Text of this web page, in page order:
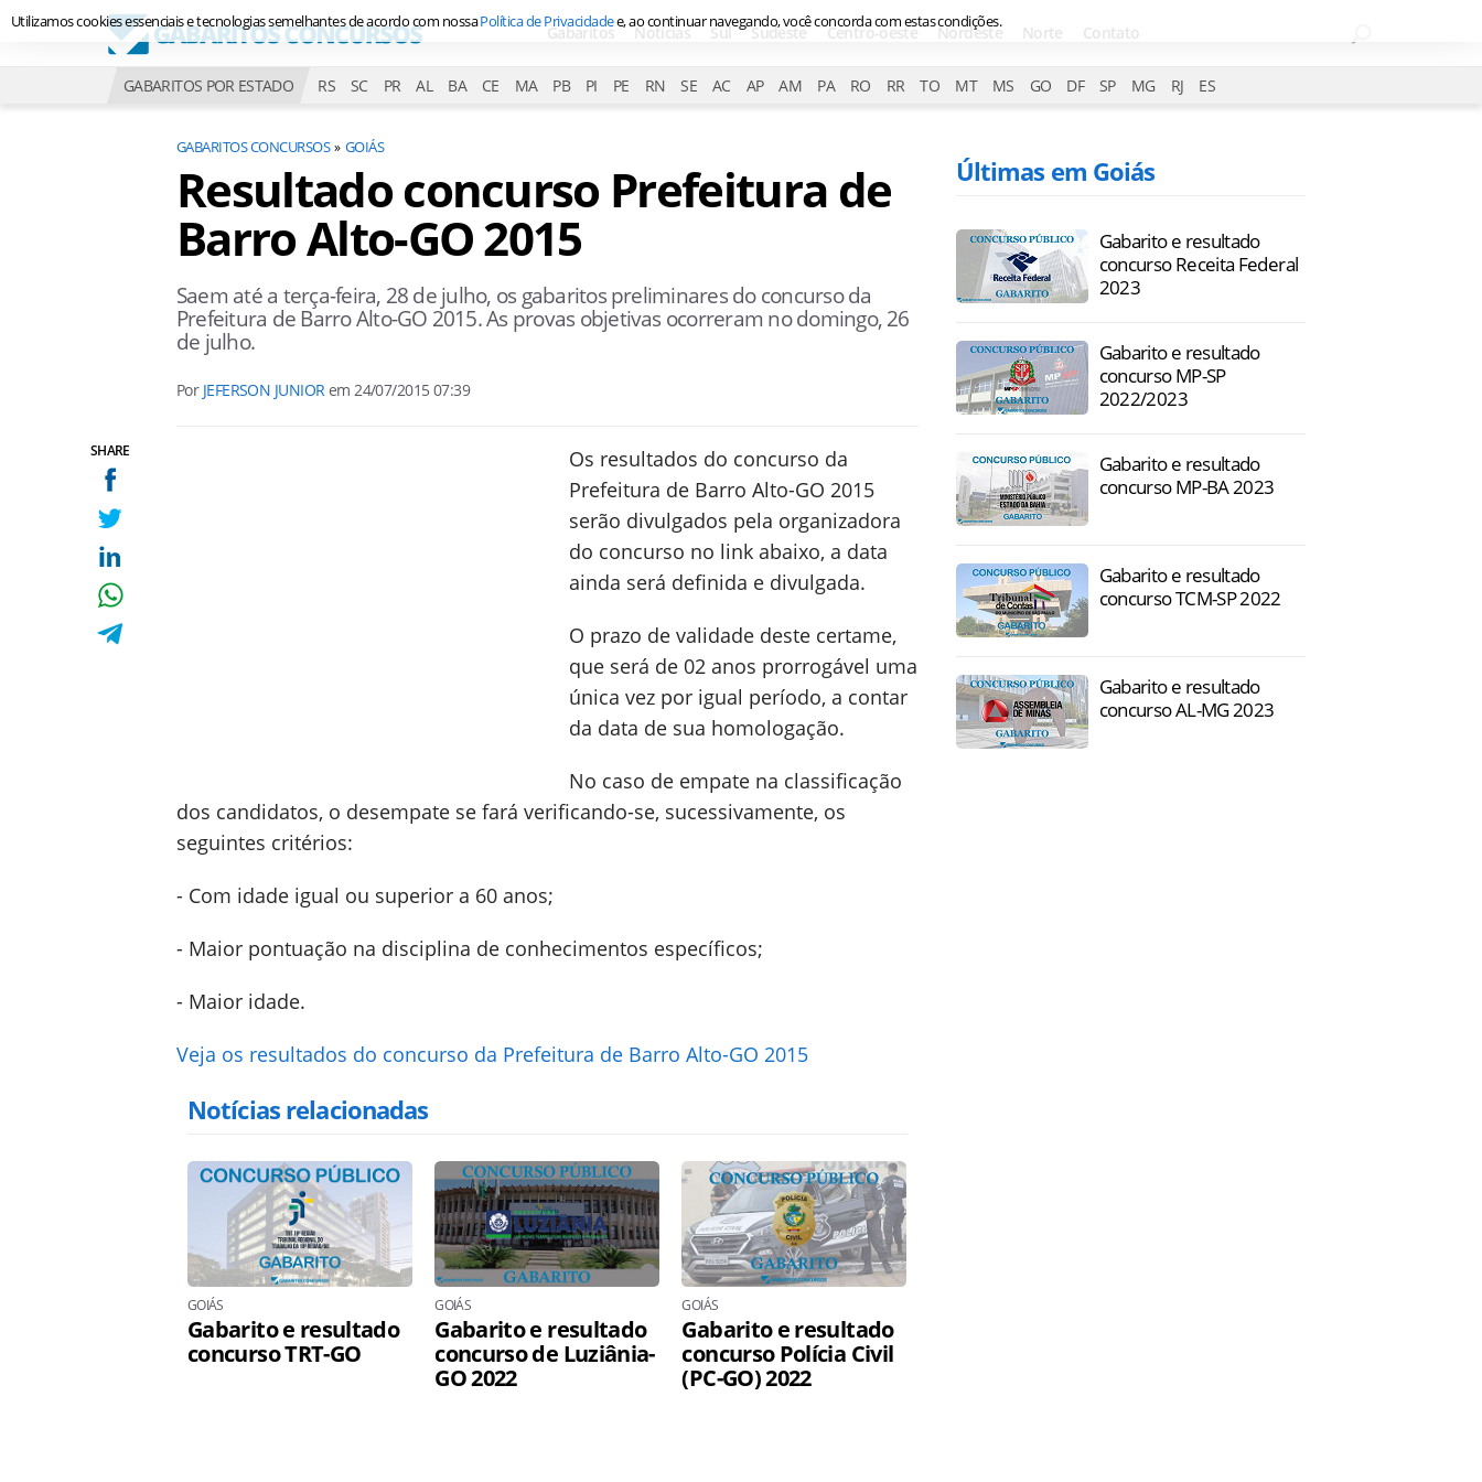
Gabaritos Notícias Sul Sudeste Centro-oeste Nordeste Norte Contato
GABARITOS POR ESTADO RS SC PR AL BA CE MA PB PI PE RN SE AC AP AM PA RO RR TO MT MS GO DF SP MG RJ ES
SHARE
GABARITOS CONCURSOS GOIÁS
Resultado concurso Prefeitura de
Barro Alto-GO 2015
Saem até a terça-feira, 28 de julho, os gabaritos preliminares do concurso da
Prefeitura de Barro Alto-GO 2015. As provas objetivas ocorreram no domingo, 26
de julho.
Por JEFERSON JUNIORem24/07/2015 07:39
Os resultados do concurso da
Prefeitura de Barro Alto-GO 2015
serão divulgados pela organizadora
do concurso no link abaixo, a data
ainda será definida e divulgada.
O prazo de validade deste certame,
que será de 02 anos prorrogável uma
única vez por igual período, a contar
da data de sua homologação.
No caso de empate na classificação
dos candidatos, o desempate se fará verificando-se, sucessivamente, os
seguintes critérios:
- Com idade igual ou superior a 60 anos;
- Maior pontuação na disciplina de conhecimentos específicos;
- Maior idade.
Veja os resultados do concurso da Prefeitura de Barro Alto-GO 2015
Notícias relacionadas
GOIÁS
Gabarito e resultado
concurso TRT-GO
GOIÁS
Gabarito e resultado
concurso de Luziânia-
GO 2022
GOIÁS
Gabarito e resultado
concurso Polícia Civil
(PC-GO) 2022
Últimas em Goiás
Gabarito e resultado
concurso Receita Federal
2023
Gabarito e resultado
concurso MP-SP
2022/2023
Gabarito e resultado
concurso MP-BA 2023
Gabarito e resultado
concurso TCM-SP 2022
Gabarito e resultado
concurso AL-MG 2023
Utilizamos cookies essenciais e tecnologias semelhantes de acordo com nossaPolítica de Privacidadee, ao continuar navegando, você concorda com estas condições.